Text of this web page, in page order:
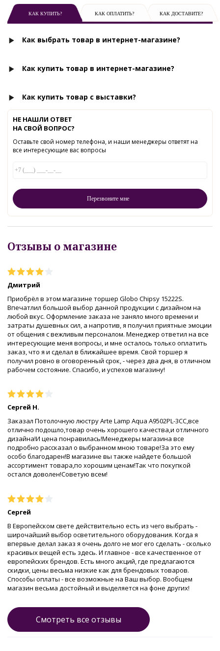
КАК КУПИТЬ? КАК ОПЛАТИТЬ? КАК ДОСТАВИТЕ?
Как выбрать товар в интернет-магазине?
Как купить товар в интернет-магазине?
Как купить товар с выставки?
НЕ НАШЛИ ОТВЕТ
НА СВОЙ ВОПРОС?
Оставьте свой номер телефона, и наши менеджеры ответят на
все интересующие вас вопросы
Отзывы о магазине
Дмитрий
Приобрёл в этом магазине торшер Globo Chipsy 15222S.
Впечатлил большой выбор данной продукции с дизайном на
любой вкус. Оформление заказа не заняло много времени и
затраты душевных сил, а напротив, я получил приятные эмоции
от общения с вежливым персоналом. Менеджер ответил на все
интересующие меня вопросы, и мне осталось только оплатить
заказ, что я и сделал в ближайшее время. Свой торшер я
получил ровно в оговоренный срок, - через два дня, в отличном
рабочем состояние. Спасибо, и успехов магазину!
Сергей Н.
Заказал Потолочную люстру Arte Lamp Aqua A9502PL-3CC,все
отлично подошло,товар очень хорошего качества,и отличного
дизайна!И цена понравилась!Менеджеры магазина все
подробно рассказал о выбранном мною товаре!За это ему
особо благодарен!В магазине вы также найдете большой
ассортимент товара,по хорошим ценам!Так что покупкой
остался доволен!Советую всем!
Сергей
В Европейском свете действительно есть из чего выбрать -
широчайший выбор осветительного оборудования. Когда я
впервые делал заказ я очень долго не мог его сделать - сколько
красивых вещей есть здесь. И главное - все качественное от
европейских брендов. Есть много акций, где предлагаются
скидки, цены весьма низкие как для брендовых товаров.
Способы оплаты - все возможные на Ваш выбор. Вообщем
магазин весьма достойный и выделяется на фоне других!
Смотреть все отзывы